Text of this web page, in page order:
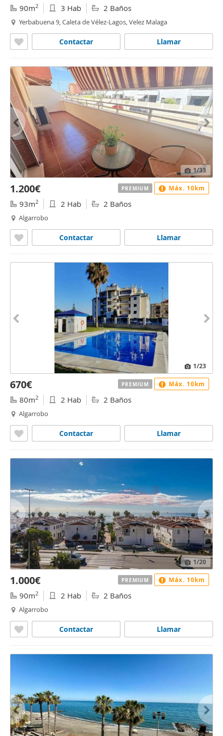
90m2 3 Hab 2 Baños
Yerbabuena 9, Caleta de Vélez-Lagos, Velez Malaga
Llamar
Contactar
1/33
1.200€
93m2 2 Hab 2 Baños
Algarrobo
Llamar
Contactar
PREMIUM Máx. 10km
1/23
670€
80m2 2 Hab 2 Baños
Algarrobo
Llamar
Contactar
PREMIUM Máx. 10km
1/20
1.000€
90m2 2 Hab 2 Baños
Algarrobo
Llamar
Contactar
PREMIUM Máx. 10km